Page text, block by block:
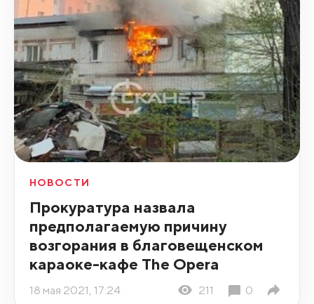
НОВОСТИ
Прокуратура назвала
предполагаемую причину
возгорания в благовещенском
караоке-кафе The Opera
18 мая 2021, 17:24 211 0